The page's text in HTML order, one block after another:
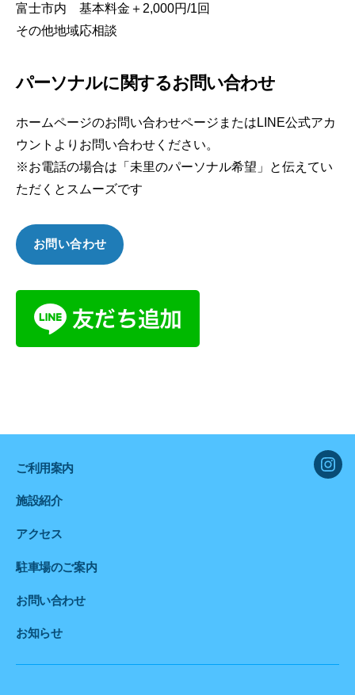
富士市内 基本料金＋2,000円/1回
その他地域応相談
パーソナルに関するお問い合わせ
ホームページのお問い合わせページまたはLINE公式アカ
ウントよりお問い合わせください。
※お電話の場合は「未里のパーソナル希望」と伝えてい
ただくとスムーズです
お問い合わせ
ご利用案内
施設紹介
アクセス
駐車場のご案内
お問い合わせ
お知らせ